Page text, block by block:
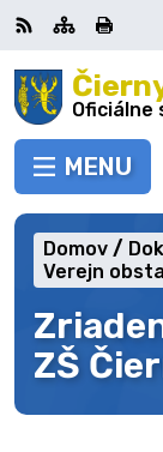
Preskočiť
na
obsah
Oficiálne
MENU
RSS MapaTlačiť
ZŠ
Domov
Verejn